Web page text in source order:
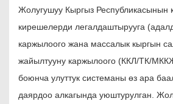
Жолугушуу Кыргыз Республикасынын
кирешелерди легалдаштырууга
каржылоого жана массалык кыргын
жайылтууну каржылоого (ККЛ/ТК/
боюнча улуттук системаны өз ара
даярдоо алкагында уюштурулган.